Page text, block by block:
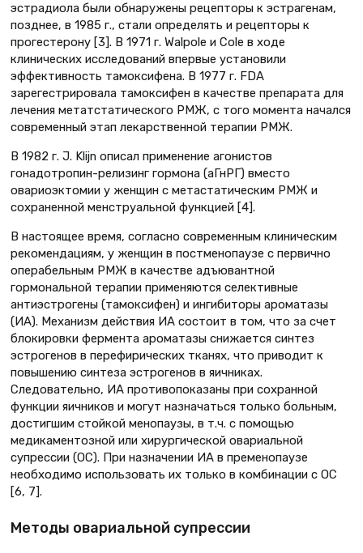
эстрадиола были обнаружены рецепторы к эстрагенам,
позднее, в 1985 г., стали определять и рецепторы к
прогестерону [3]. В 1971 г. Walpole и Cole в ходе
клинических исследований впервые установили
эффективность тамоксифена. В 1977 г. FDA
зарегестрировала тамоксифен в качестве препарата для
лечения метатстатического РМЖ, с того момента начался
современный этап лекарственной терапии РМЖ.
В 1982 г. J. Klijn описал применение агонистов
гонадотропин-релизинг гормона (аГнРГ) вместо
овариоэктомии у женщин с метастатическим РМЖ и
сохраненной менструальной функцией [4].
В настоящее время, согласно современным клиническим
рекомендациям, у женщин в постменопаузе с первично
операбельным РМЖ в качестве адъювантной
гормональной терапии применяются селективные
антиэстрогены (тамоксифен) и ингибиторы ароматазы
(ИА). Механизм действия ИА состоит в том, что за счет
блокировки фермента ароматазы снижается синтез
эстрогенов в перефирических тканях, что приводит к
повышению синтеза эстрогенов в яичниках.
Следовательно, ИА противопоказаны при сохранной
функции яичников и могут назначаться только больным,
достигшим стойкой менопаузы, в т.ч. с помощью
медикаментозной или хирургической овариальной
супрессии (ОС). При назначении ИА в пременопаузе
необходимо использовать их только в комбинации с ОС
[6, 7].
Методы овариальной супрессии